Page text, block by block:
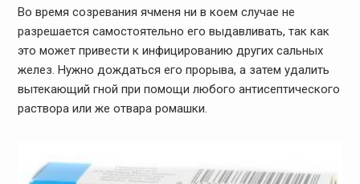
Во время созревания ячменя ни в коем случае не
разрешается самостоятельно его выдавливать, так как
это может привести к инфицированию других сальных
желез. Нужно дождаться его прорыва, а затем удалить
вытекающий гной при помощи любого антисептического
раствора или же отвара ромашки.